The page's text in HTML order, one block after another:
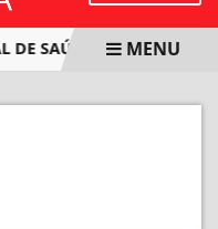
SAÚDE 2026MENU